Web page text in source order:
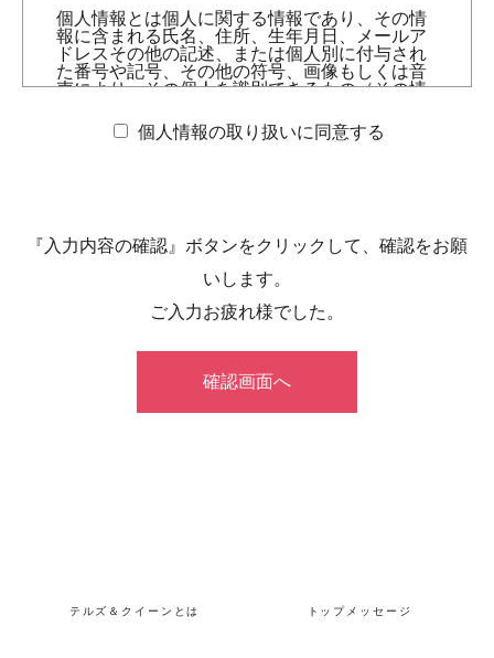
個人情報とは個人に関する情報であり、その情
報に含まれる氏名、住所、生年月日、メールア
ドレスその他の記述、または個人別に付与され
た番号や記号、その他の符号、画像もしくは音
声により、その個人を識別できるもの（その情
照合することができ、それによりその個人を識
別できるものを含む）をいいます。
ご提供いただいた個人情報は、当社が以下の目
的で利用するものとします。
採用応募者への情報提供、連絡、通知
入社後の社員情報管理
なお、応募者の皆様からご提出いただきました
個人情報の取り扱いに同意する
『入力内容の確認』ボタンをクリックして、確認をお願
いします。
ご入力お疲れ様でした。
テルズ＆クイーンとは トップメッセージ